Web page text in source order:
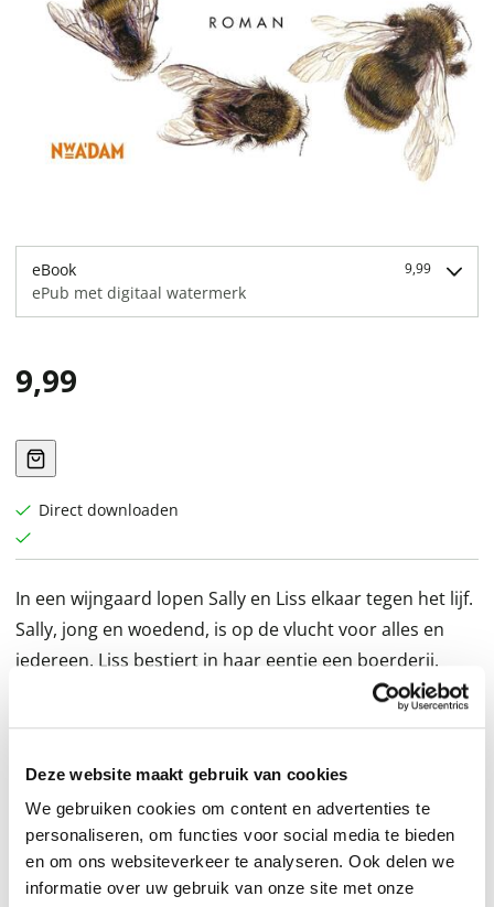
Deze website maakt gebruik van cookies
We gebruiken cookies om content en advertenties te
personaliseren, om functies voor social media te bieden
en om ons websiteverkeer te analyseren. Ook delen we
informatie over uw gebruik van onze site met onze
eBook 9,99
ePub met digitaal watermerk
9,99
Direct downloaden
In een wijngaard lopen Sally en Liss elkaar tegen het lijf.
Sally, jong en woedend, is op de vlucht voor alles en
iedereen. Liss bestiert in haar eentje een boerderij.
Vanaf het eerste moment voelen ze zich opmerkelijk
met elkaar verbonden. Terwijl ze samen op de akker en
raken ze met elkaar in gesprek over wat hen van
anderen scheidt. Wanneer het verleden ongewild hun
leven binnendringt, ontdekken ze de stille kracht van
vriendschap.